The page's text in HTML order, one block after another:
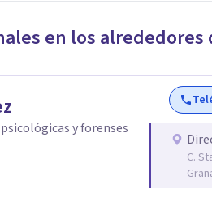
en los alrededores
y forenses
C.